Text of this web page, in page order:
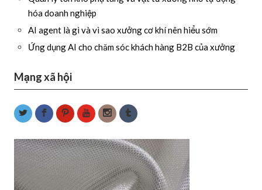
hóa doanh nghiệp
AI agent là gì và vì sao xưởng cơ khí nên hiểu sớm
Ứng dụng AI cho chăm sóc khách hàng B2B của xưởng
Mạng xã hội